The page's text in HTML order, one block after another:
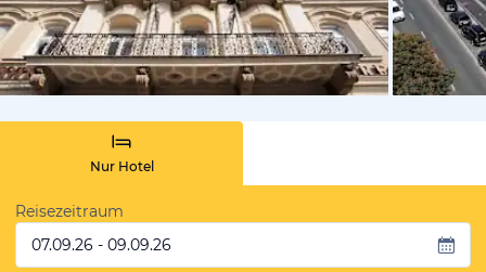
von
Nur Hotel
Reisezeitraum
07.09.26 - 09.09.26